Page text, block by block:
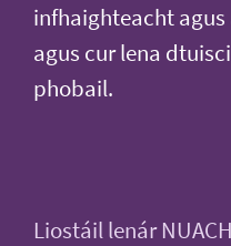
infhaighteacht
agus cur lena
phobail.
Liostáil lenár